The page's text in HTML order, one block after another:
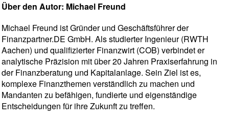
Über den Autor: Michael Freund
Michael Freund ist Gründer und Geschäftsführer der
Finanzpartner.DE GmbH. Als studierter Ingenieur (RWTH
Aachen) und qualifizierter Finanzwirt (COB) verbindet er
analytische Präzision mit über 20 Jahren Praxiserfahrung in
der Finanzberatung und Kapitalanlage. Sein Ziel ist es,
komplexe Finanzthemen verständlich zu machen und
Mandanten zu befähigen, fundierte und eigenständige
Entscheidungen für ihre Zukunft zu treffen.